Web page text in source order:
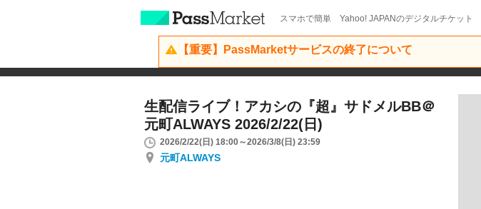
スマホで簡単 Yahoo! JAPANのデジタルチケット
【重要】PassMarketサービスの終了について
生配信ライブ！アカシの『超』サドメルBB＠
元町ALWAYS 2026/2/22(日)
2026/2/22(日) 18:00～2026/3/8(日) 23:59
元町ALWAYS